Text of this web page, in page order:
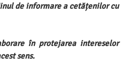
de informare a cetățenilor cu
în protejarea intereselor
sens.